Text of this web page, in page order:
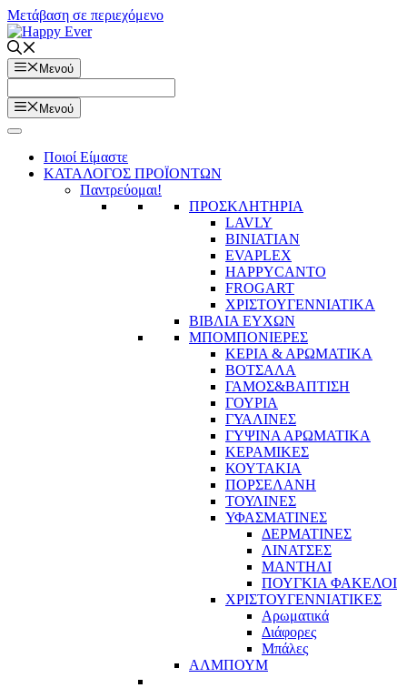
Μετάβαση σε περιεχόμενο
Μενού
Μενού
Ποιοί Είμαστε
ΚΑΤΑΛΟΓΟΣ ΠΡΟΪΟΝΤΩΝ
Παντρεύομαι!
ΠΡΟΣΚΛΗΤΗΡΙΑ
LAVLY
BINIATIAN
EVAPLEX
HAPPYCANTO
FROGART
ΧΡΙΣΤΟΥΓΕΝΝΙΑΤΙΚΑ
ΒΙΒΛΙΑ ΕΥΧΩΝ
ΜΠΟΜΠΟΝΙΕΡΕΣ
ΚΕΡΙΑ & ΑΡΩΜΑΤΙΚΑ
ΒΟΤΣΑΛΑ
ΓΑΜΟΣ&ΒΑΠΤΙΣΗ
ΓΟΥΡΙΑ
ΓΥΑΛΙΝΕΣ
ΓΥΨΙΝΑ ΑΡΩΜΑΤΙΚΑ
ΚΕΡΑΜΙΚΕΣ
ΚΟΥΤΑΚΙΑ
ΠΟΡΣΕΛΑΝΗ
ΤΟΥΛΙΝΕΣ
ΥΦΑΣΜΑΤΙΝΕΣ
ΔΕΡΜΑΤΙΝΕΣ
ΛΙΝΑΤΣΕΣ
ΜΑΝΤΗΛΙ
ΠΟΥΓΚΙΑ ΦΑΚΕΛΟΙ
ΧΡΙΣΤΟΥΓΕΝΝΙΑΤΙΚΕΣ
Αρωματικά
Διάφορες
Μπάλες
ΑΛΜΠΟΥΜ